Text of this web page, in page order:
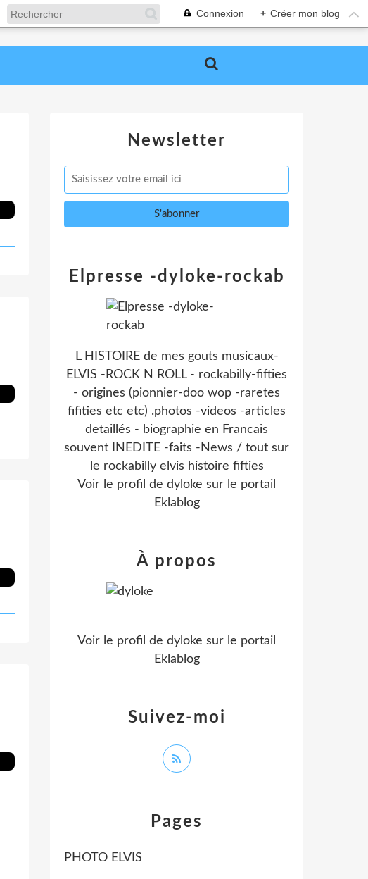
Connexion + Créer mon blog
Newsletter
Pages
PHOTO ELVIS
Elpresse -dyloke-rockab
L HISTOIRE de mes gouts musicaux-
ELVIS -ROCK N ROLL - rockabilly-fifties
- origines (pionnier-doo wop -raretes
fifities etc etc) .photos -videos -articles
detaillés - biographie en Francais
souvent INEDITE -faits -News / tout sur
le rockabilly elvis histoire fifties
Voir le profil de dyloke sur le portail
Eklablog
Suivez-moi
À propos
Voir le profil de dyloke sur le portail
Eklablog